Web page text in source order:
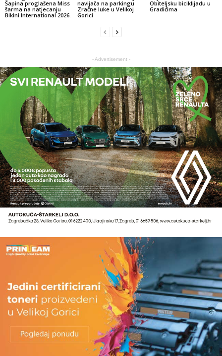
Šapina proglašena Miss
šarma na natjecanju
Bikini International 2026.
navijača na parkingu
Zračne luke u Velikoj
Gorici
Obiteljsku biciklijadu u
Gradićima
- Advertisement -